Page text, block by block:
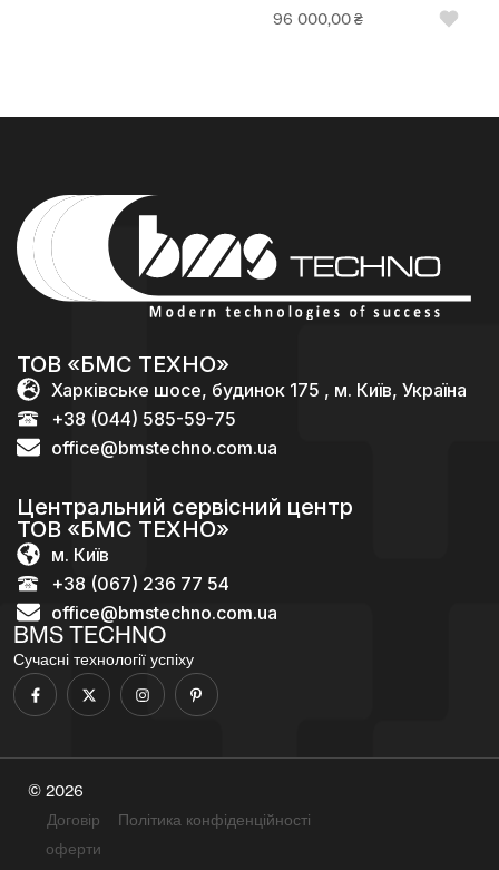
96 000,00₴
BMS TECHNO
Сучасні технології успіху
ТОВ «БМС ТЕХНО»
Харківське шосе, будинок 175 , м. Київ, Україна
+38 (044) 585-59-75
office@bmstechno.com.ua
Центральний сервісний центр
ТОВ «БМС ТЕХНО»
м. Київ
+38 (067) 236 77 54
office@bmstechno.com.ua
© 2026
Договір
оферти
Політика конфіденційності